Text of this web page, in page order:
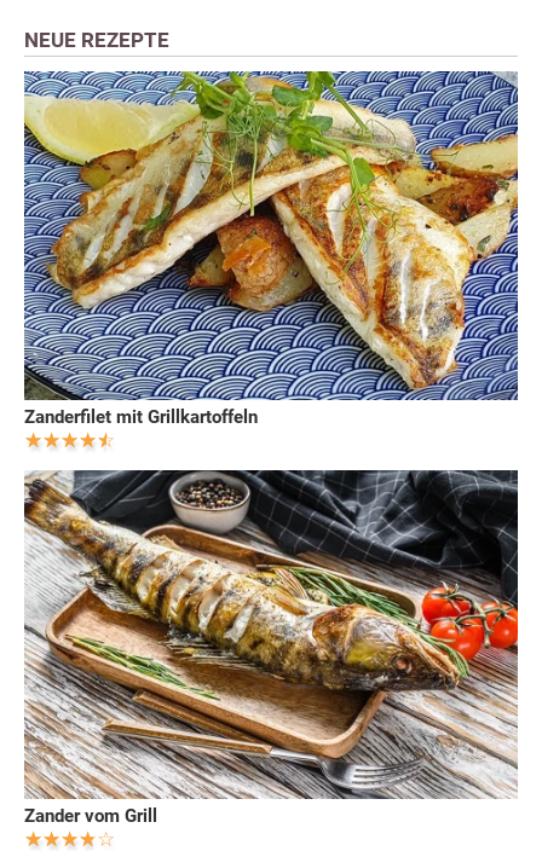
NEUE REZEPTE
Zanderfilet mit Grillkartoffeln
Zander vom Grill